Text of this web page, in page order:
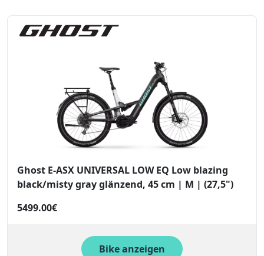
Ghost E-ASX UNIVERSAL LOW EQ Low blazing
black/misty gray glänzend, 45 cm | M | (27,5")
5499.00€
Bike anzeigen